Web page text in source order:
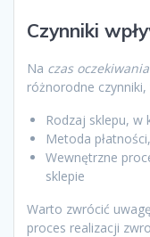
Czynniki
Na czas
różnorodne czynniki,
Rodzaj sklepu,
Metoda
Wewnętrzne
sklepie
Warto zwrócić
proces realizacji